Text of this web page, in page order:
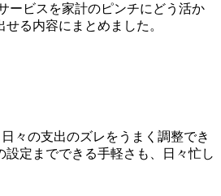
ービスを家計のピンチにどう活か
る内容にまとめました。
々の支出のズレをうまく調整でき
定までできる手軽さも、日々忙し